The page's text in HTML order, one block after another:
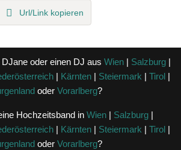
Url/Link kopieren
oder einen DJ aus Wien | Salzburg |
| Kärnten | Steiermark | Tirol |
oder Vorarlberg?
Hochzeitsband in Wien | Salzburg |
| Kärnten | Steiermark | Tirol |
oder Vorarlberg?